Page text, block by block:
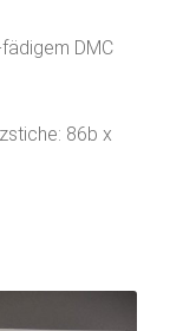
DMC
86b x